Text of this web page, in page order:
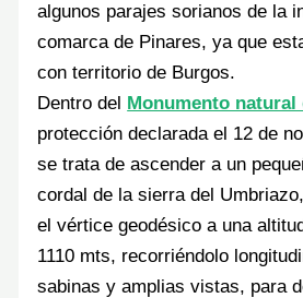
algunos parajes sorianos de la
comarca de Pinares, ya que
con territorio de Burgos.
Dentro del Monumento natural
protección declarada el 12 de
se trata de ascender a un
cordal de la sierra del
el vértice geodésico a una
1110 mts, recorriéndolo
sabinas y amplias vistas, para